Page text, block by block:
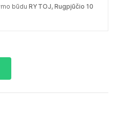
būdu RYTOJ, Rugpjūčio 10